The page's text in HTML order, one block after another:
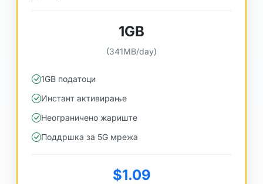
1GB
(341MB/day)
1GB податоци
Инстант активирање
Неограничено жариште
Поддршка за 5G мрежа
$1.09